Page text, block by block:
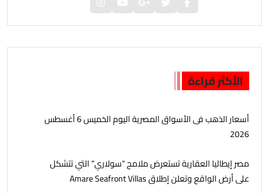
الأكثر قراءة
أسعار الذهب فى الأسواق المصرية اليوم الخميس 6 أغسطس
2026
مصر إيطاليا العقارية تستعرض ملامح “سولاري” التي تتشكل
على أرض الواقع وتعلن إطلاق Amare Seafront Villas